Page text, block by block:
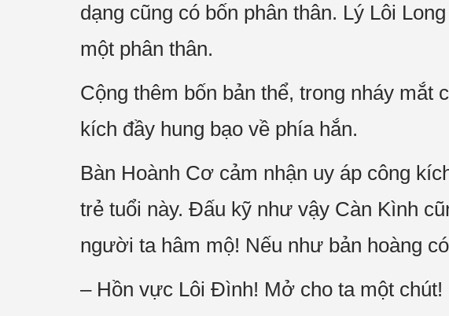
dạng cũng có bốn phân thân. Lý Lôi
một phân thân.
Cộng thêm bốn bản thể, trong nháy
kích đầy hung bạo về phía hắn.
Bàn Hoành Cơ cảm nhận uy áp công
trẻ tuổi này. Đấu kỹ như vậy Càn Kình
người ta hâm mộ! Nếu như bản hoàng
– Hồn vực Lôi Đình! Mở cho ta một